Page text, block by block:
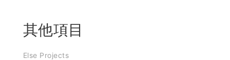
其他項目
Else Projects